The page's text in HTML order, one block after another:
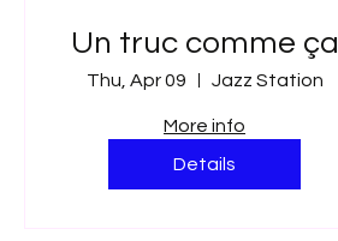
Un truc comme ça
Thu, Apr 09 Jazz Station
More info
Details